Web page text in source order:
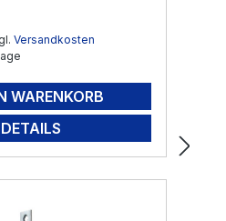
Versandkosten
WARENKORB
DETAILS